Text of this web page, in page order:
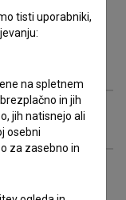
tisti uporabniki,
na spletnem
in jih
jih natisnejo ali
osebni
za zasebno in